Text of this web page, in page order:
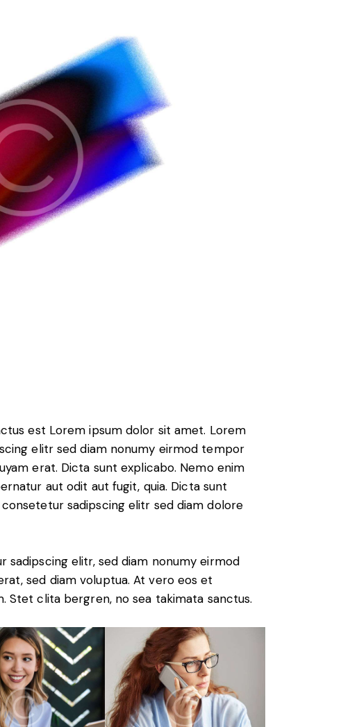
est Lorem ipsum dolor sit amet. Lorem
elitr sed diam nonumy eirmod tempor
erat. Dicta sunt explicabo. Nemo enim
aut odit aut fugit, quia. Dicta sunt
sadipscing elitr sed diam dolore
elitr, sed diam nonumy eirmod
sed diam voluptua. At vero eos et
Stet clita bergren, no sea takimata sanctus.